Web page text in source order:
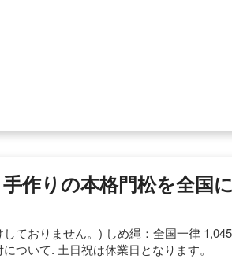
作りの本格門松を全国
ておりません。) しめ縄：全国一律
ついて. 土日祝は休業日となります。